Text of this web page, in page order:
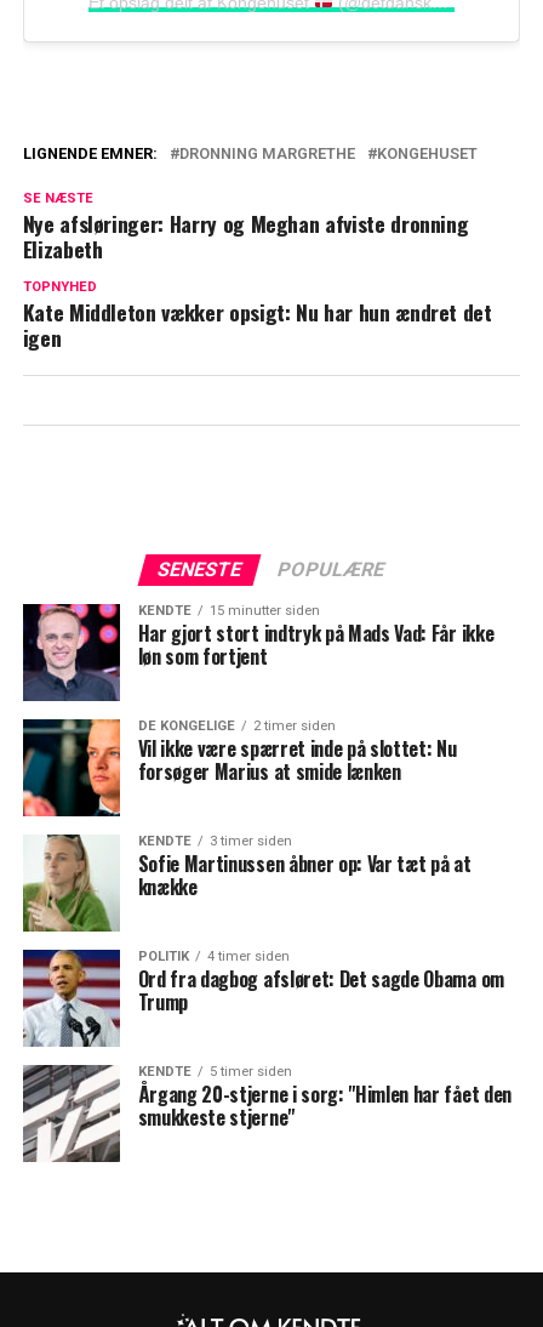
juleeventyr gemmer på en kongelig
hemmelighed
Margrethes abdicering helt tæt på: Denne
LIGNENDE EMNER: DRONNING MARGRETHE KONGEHUSET
SE NÆSTE
Nye afsløringer: Harry og Meghan afviste dronning
Elizabeth
TOPNYHED
Kate Middleton vækker opsigt: Nu har hun ændret det
igen
SENESTE POPULÆRE
KENDTE 15 minutter siden
Har gjort stort indtryk på Mads Vad: Får ikke
løn som fortjent
DE KONGELIGE 2 timer siden
Vil ikke være spærret inde på slottet: Nu
forsøger Marius at smide lænken
KENDTE 3 timer siden
Sofie Martinussen åbner op: Var tæt på at
knække
POLITIK 4 timer siden
Ord fra dagbog afsløret: Det sagde Obama om
Trump
KENDTE 5 timer siden
Årgang 20-stjerne i sorg: "Himlen har fået den
smukkeste stjerne"